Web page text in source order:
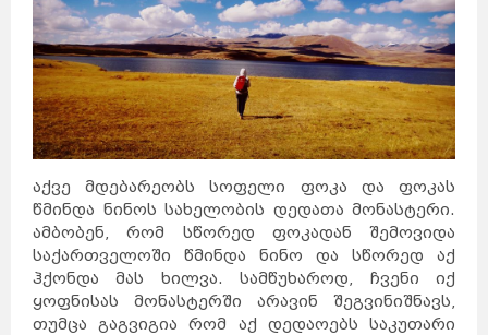
აქვე მდებარეობს სოფელი ფოკა და ფოკას
წმინდა ნინოს სახელობის დედათა მონასტერი.
ამბობენ, რომ სწორედ ფოკადან შემოვიდა
საქართველოში წმინდა ნინო და სწორედ აქ
ჰქონდა მას ხილვა. სამწუხაროდ, ჩვენი იქ
ყოფნისას მონასტერში არავინ შეგვინიშნავს,
თუმცა გაგვიგია რომ აქ დედაოებს საკუთარი